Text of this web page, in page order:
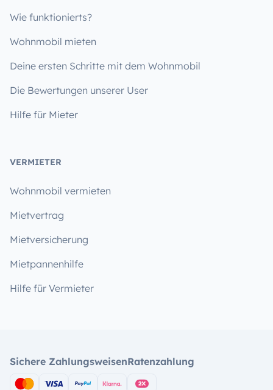
Wie funktionierts?
Wohnmobil mieten
Deine ersten Schritte mit dem Wohnmobil
Die Bewertungen unserer User
Hilfe für Mieter
VERMIETER
Wohnmobil vermieten
Mietvertrag
Mietversicherung
Mietpannenhilfe
Hilfe für Vermieter
Sichere ZahlungsweisenRatenzahlung